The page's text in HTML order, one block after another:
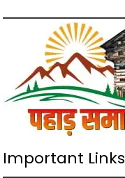
Important Links